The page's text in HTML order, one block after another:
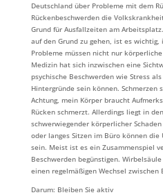
Deutschland über Probleme mit dem
Rückenbeschwerden die
Grund für Ausfallzeiten am
auf den Grund zu gehen, ist es
Probleme müssen nicht nur
Medizin hat sich inzwischen eine
psychische Beschwerden wie Stress
Hintergründe sein können. Schmerzen
Achtung, mein Körper braucht
Rücken schmerzt. Allerdings liegt in
schwerwiegender körperlicher
oder langes Sitzen im Büro können die
sein. Meist ist es ein Zusammenspiel
Beschwerden begünstigen.
einen regelmäßigen Wechsel zwischen
Darum: Bleiben Sie aktiv